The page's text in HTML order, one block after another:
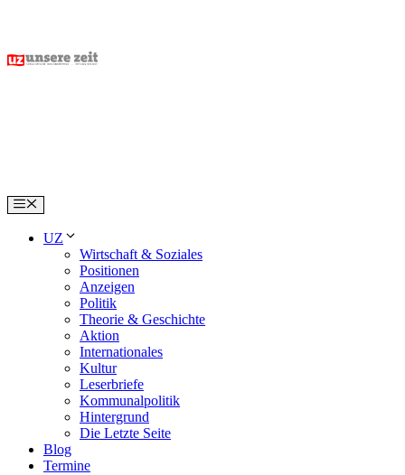
content
Menu
UZ
Wirtschaft & Soziales
Positionen
Anzeigen
Politik
Theorie & Geschichte
Aktion
Internationales
Kultur
Leserbriefe
Kommunalpolitik
Hintergrund
Die Letzte Seite
Blog
Termine